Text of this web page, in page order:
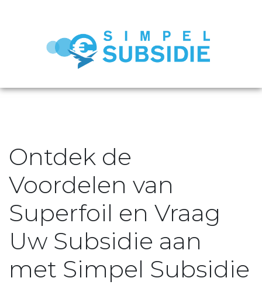
Ontdek de
Voordelen van
Superfoil en Vraag
Uw Subsidie aan
met Simpel Subsidie